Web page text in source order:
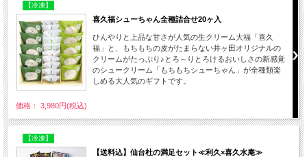
【冷凍】
喜久福シューちゃん全種詰合せ20ヶ入
ひんやりと上品な甘さが人気の生クリーム大福「喜久
福」と、もちもちの皮がたまらない井ヶ田オリジナルの
クリームがたっぷり♪とろ～りとろけるおいしさの新感覚
のシュークリーム「もちもちシューちゃん」が全種類楽
しめる大人気のギフトです。
価格： 3,980円(税込)
【冷凍】
【送料込】仙台杜の満足セット≪利久×喜久水庵≫